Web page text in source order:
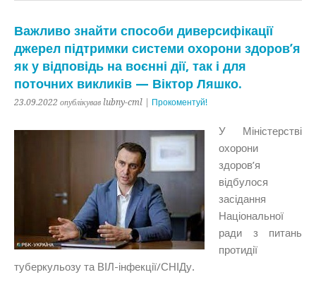
Важливо знайти способи диверсифікації
джерел підтримки системи охорони здоров’я
як у відповідь на воєнні дії, так і для
поточних викликів — Віктор Ляшко.
23.09.2022 опублікував lubny-cml | Прокоментуй!
У Міністерстві
охорони
здоров’я
відбулося
засідання
Національної
ради з питань
протидії
туберкульозу та ВІЛ-інфекції/СНІДу.